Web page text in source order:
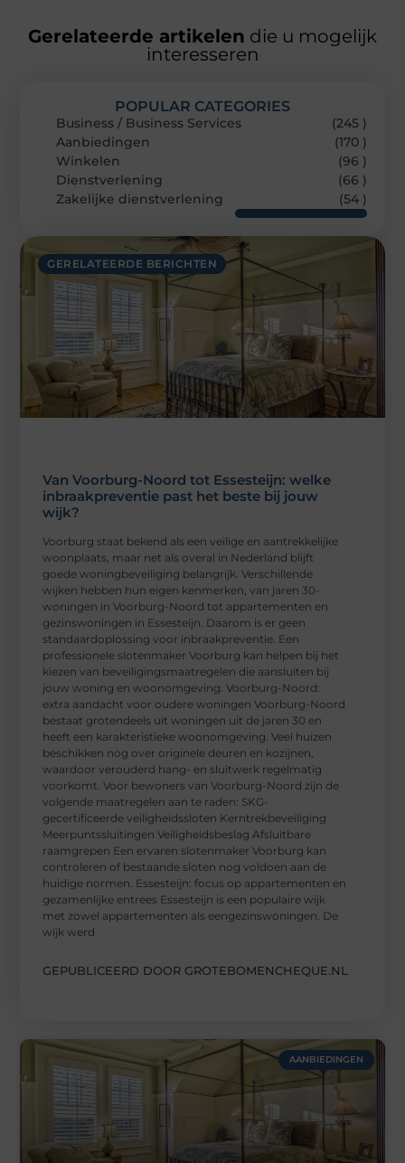
Gerelateerde artikelen die u mogelijk
interesseren
GERELATEERDE BERICHTEN
Van Voorburg-Noord tot Essesteijn: welke
inbraakpreventie past het beste bij jouw
wijk?
Voorburg staat bekend als een veilige en aantrekkelijke
woonplaats, maar net als overal in Nederland blijft
goede woningbeveiliging belangrijk. Verschillende
wijken hebben hun eigen kenmerken, van jaren 30-
woningen in Voorburg-Noord tot appartementen en
gezinswoningen in Essesteijn. Daarom is er geen
standaardoplossing voor inbraakpreventie. Een
professionele slotenmaker Voorburg kan helpen bij het
kiezen van beveiligingsmaatregelen die aansluiten bij
jouw woning en woonomgeving. Voorburg-Noord:
extra aandacht voor oudere woningen Voorburg-Noord
bestaat grotendeels uit woningen uit de jaren 30 en
heeft een karakteristieke woonomgeving. Veel huizen
beschikken nog over originele deuren en kozijnen,
waardoor verouderd hang- en sluitwerk regelmatig
voorkomt. Voor bewoners van Voorburg-Noord zijn de
volgende maatregelen aan te raden: SKG-
gecertificeerde veiligheidssloten Kerntrekbeveiliging
Meerpuntssluitingen Veiligheidsbeslag Afsluitbare
raamgrepen Een ervaren slotenmaker Voorburg kan
controleren of bestaande sloten nog voldoen aan de
huidige normen. Essesteijn: focus op appartementen en
gezamenlijke entrees Essesteijn is een populaire wijk
met zowel appartementen als eengezinswoningen. De
wijk werd
GEPUBLICEERD DOOR GROTEBOMENCHEQUE.NL
POPULAR CATEGORIES
Business / Business Services
(245 )
Aanbiedingen
(170 )
Winkelen
(96 )
Dienstverlening
(66 )
Zakelijke dienstverlening
(54 )
AANBIEDINGEN